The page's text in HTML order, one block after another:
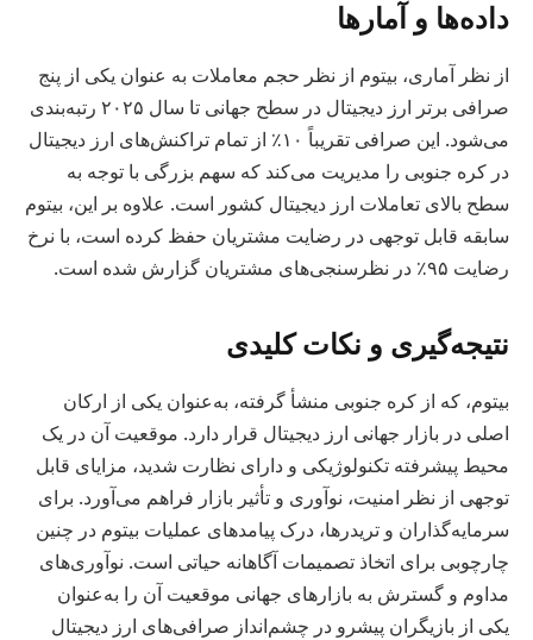
داده‌ها و آمارها
از نظر آماری، بیتوم از نظر حجم معاملات به عنوان یکی از پنج
صرافی برتر ارز دیجیتال در سطح جهانی تا سال ۲۰۲۵ رتبه‌بندی
می‌شود. این صرافی تقریباً ۱۰٪ از تمام تراکنش‌های ارز دیجیتال
در کره جنوبی را مدیریت می‌کند که سهم بزرگی با توجه به
سطح بالای تعاملات ارز دیجیتال کشور است. علاوه بر این، بیتوم
سابقه قابل توجهی در رضایت مشتریان حفظ کرده است، با نرخ
رضایت ۹۵٪ در نظرسنجی‌های مشتریان گزارش شده است.
نتیجه‌گیری و نکات کلیدی
بیتوم، که از کره جنوبی منشأ گرفته، به‌عنوان یکی از ارکان
اصلی در بازار جهانی ارز دیجیتال قرار دارد. موقعیت آن در یک
محیط پیشرفته تکنولوژیکی و دارای نظارت شدید، مزایای قابل
توجهی از نظر امنیت، نوآوری و تأثیر بازار فراهم می‌آورد. برای
سرمایه‌گذاران و تریدرها، درک پیامدهای عملیات بیتوم در چنین
چارچوبی برای اتخاذ تصمیمات آگاهانه حیاتی است. نوآوری‌های
مداوم و گسترش به بازارهای جهانی موقعیت آن را به‌عنوان
یکی از بازیگران پیشرو در چشم‌انداز صرافی‌های ارز دیجیتال